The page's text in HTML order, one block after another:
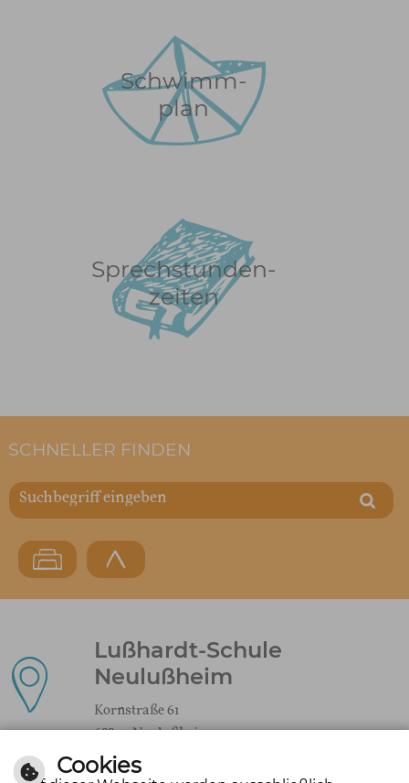
Schwimm-
plan
Sprechstunden-
zeiten
SCHNELLER FINDEN
Lußhardt-Schule
Neulußheim
Kornstraße 61
68809 Neulußheim
Cookies